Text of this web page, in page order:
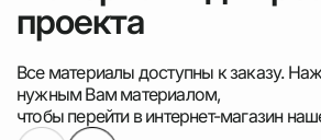
проекта
Все материалы доступны к заказу.
нужным Вам материалом,
чтобы перейти в интернет-магазин